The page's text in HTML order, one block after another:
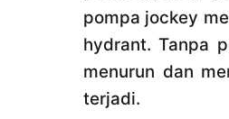
pompa jockey
hydrant. Tanpa
menurun dan
terjadi.